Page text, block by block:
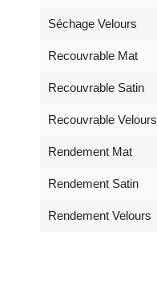
Séchage Velours
Recouvrable Mat
Recouvrable Satin
Recouvrable Velours
Rendement Mat
Rendement Satin
Rendement Velours